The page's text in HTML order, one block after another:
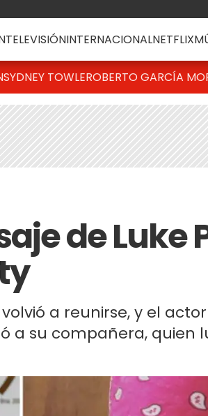
TELEVISIÓNINTERNACIONALNETFLIX
SYDNEY TOWLEROBERTO GARCÍA
de Luke
volvió a reunirse, y el
a su compañera, quien